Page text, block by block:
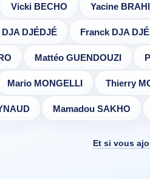
Vicki BECHO Yacine
DJÉDJÉ Franck DJA
Mattéo GUENDOUZI
Mario MONGELLI Thierry
Mamadou SAKHO
Et si vous